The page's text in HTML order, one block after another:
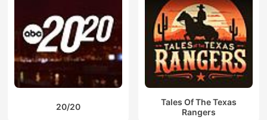
20/20
Tales Of The Texas
Rangers